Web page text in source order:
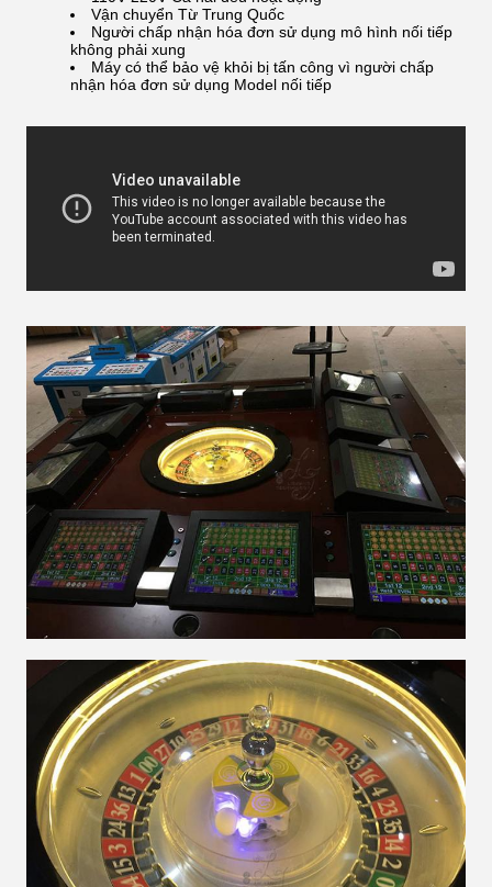
Vận chuyển Từ Trung Quốc
Người chấp nhận hóa đơn sử dụng mô hình nối tiếp
không phải xung
Máy có thể bảo vệ khỏi bị tấn công vì người chấp
nhận hóa đơn sử dụng Model nối tiếp